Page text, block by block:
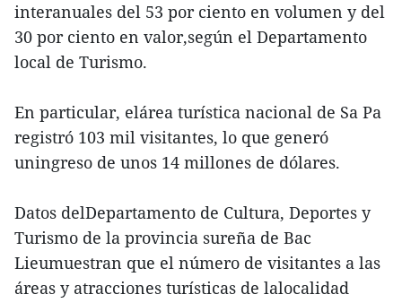
interanuales del 53 por ciento en volumen y del
30 por ciento en valor,según el Departamento
local de Turismo.
En particular, elárea turística nacional de Sa Pa
registró 103 mil visitantes, lo que generó
uningreso de unos 14 millones de dólares.
Datos delDepartamento de Cultura, Deportes y
Turismo de la provincia sureña de Bac
Lieumuestran que el número de visitantes a las
áreas y atracciones turísticas de lalocalidad